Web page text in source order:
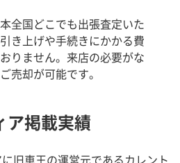
全国どこでも出張査定いた
き上げや手続きにかかる費
りません。来店の必要がな
売却が可能です。
ア掲載実績
旧車王の運営元であるカレント